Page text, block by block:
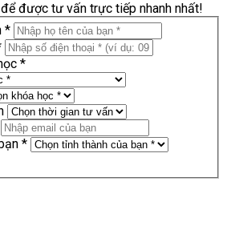
được tư vấn trực tiếp nhanh nhất!
*
*
*